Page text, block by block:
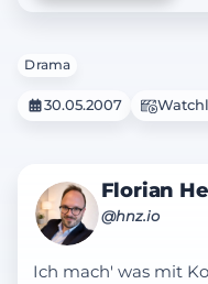
Drama
30.05.2007
Florian
@hnz.io
Ich mach' was mit